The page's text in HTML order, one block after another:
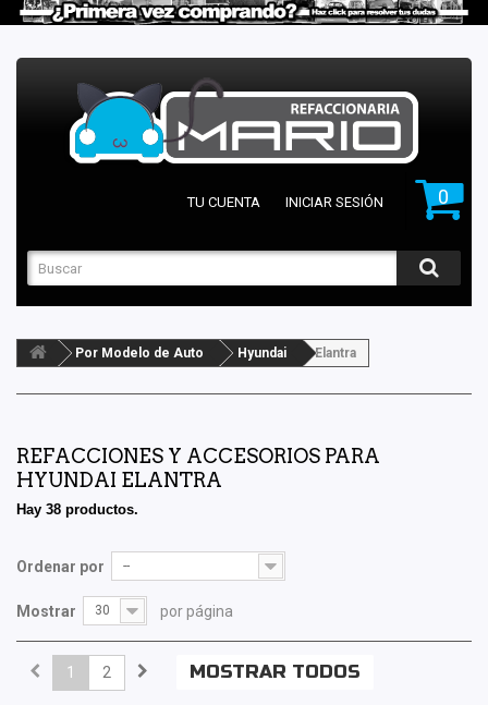
0
TU CUENTA INICIAR SESIÓN
Por Modelo de Auto Hyundai Elantra
REFACCIONES Y ACCESORIOS PARA
HYUNDAI ELANTRA
Hay 38 productos.
Ordenar por --
Mostrar 30 por página
MOSTRAR TODOS
1 2